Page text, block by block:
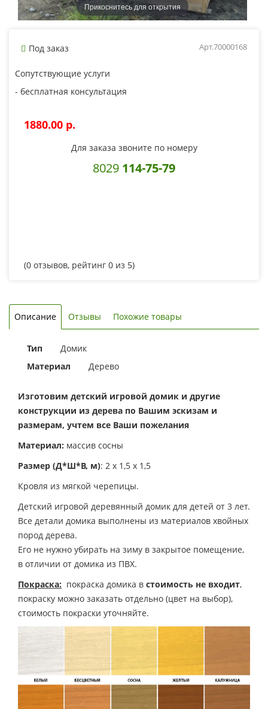
Прикоснитесь для открытия
Под заказ Арт.70000168
Сопутствующие услуги
- бесплатная консультация
1880.00 p.
Для заказа звоните по номеру
8029 114-75-79
(0 отзывов, рейтинг 0 из 5)
Описание Отзывы Похожие товары
Тип
Домик
Материал
Дерево
Изготовим детский игровой домик и другие
конструкции из дерева по Вашим эскизам и
размерам, учтем все Ваши пожелания
Материал: массив сосны
Размер (Д*Ш*В, м): 2 х 1,5 х 1,5
Кровля из мягкой черепицы.
Детский игровой деревянный домик для детей от 3 лет.
Все детали домика выполнены из материалов хвойных
пород дерева.
Его не нужно убирать на зиму в закрытое помещение,
в отличии от домика из ПВХ.
Покраска: покраска домика в стоимость не входит,
покраску можно заказать отдельно (цвет на выбор),
стоимость покраски уточняйте.